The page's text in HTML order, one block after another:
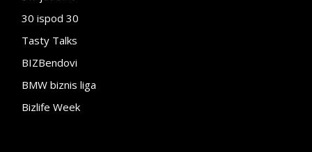
30 ispod 30
Tasty Talks
BIZBendovi
BMW biznis liga
Bizlife Week